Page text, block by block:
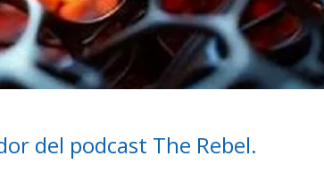
del podcast The Rebel.